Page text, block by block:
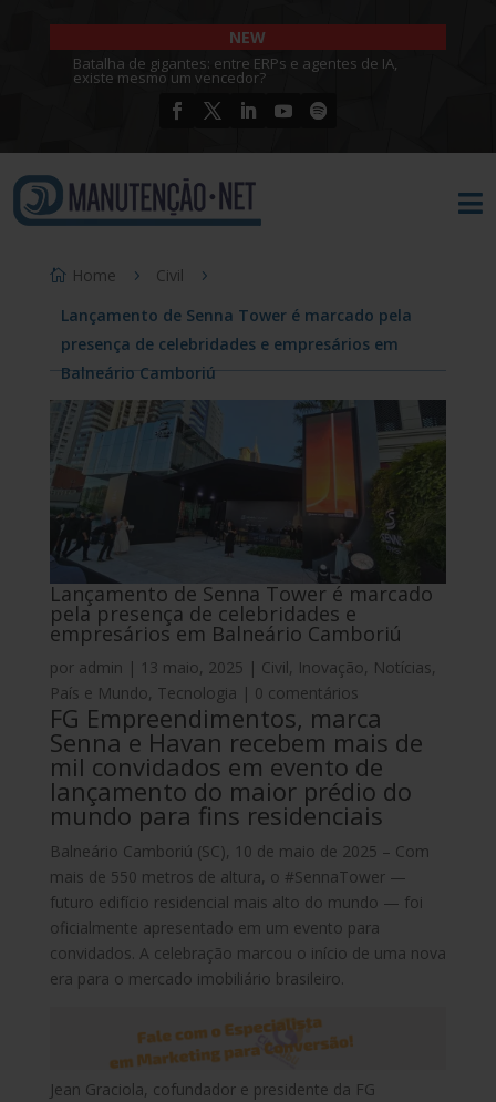
NEW
Batalha de gigantes: entre ERPs e agentes de IA,
existe mesmo um vencedor?

Home
Civil
Lançamento de Senna Tower é marcado pela
presença de celebridades e empresários em
Balneário Camboriú
Lançamento de Senna Tower é marcado
pela presença de celebridades e
empresários em Balneário Camboriú
por admin | 13 maio, 2025 | Civil, Inovação, Notícias,
País e Mundo, Tecnologia | 0 comentários
FG Empreendimentos, marca
Senna e Havan recebem mais de
mil convidados em evento de
lançamento do maior prédio do
mundo para fins residenciais
Balneário Camboriú (SC), 10 de maio de 2025 – Com
mais de 550 metros de altura, o #SennaTower —
futuro edifício residencial mais alto do mundo — foi
oficialmente apresentado em um evento para
convidados. A celebração marcou o início de uma nova
era para o mercado imobiliário brasileiro.
Jean Graciola, cofundador e presidente da FG